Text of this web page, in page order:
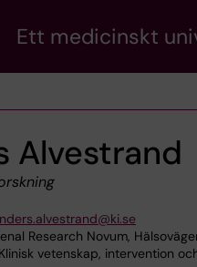
Ett medicinskt
Alvestrand
Research Novum,
vetenskap, intervention